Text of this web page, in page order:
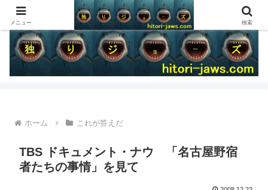
ホーム これが答えだ
TBS ドキュメント・ナウ 「名古屋野宿
者たちの事情」を見て
メニュー 検索